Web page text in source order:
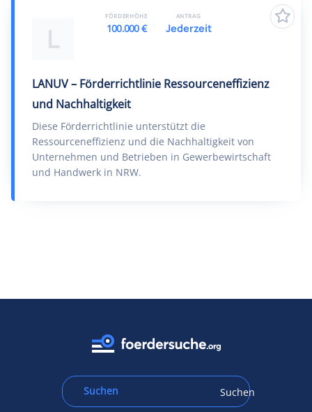
L
LANUV – Förderrichtlinie Ressourceneffizienz
und Nachhaltigkeit
Diese Förderrichtlinie unterstützt die
Ressourceneffizienz und die Nachhaltigkeit von
Unternehmen und Betrieben in Gewerbewirtschaft
und Handwerk in NRW.
FÖRDERHÖHE
100.000 €
ANTRAG
Jederzeit
Suchen